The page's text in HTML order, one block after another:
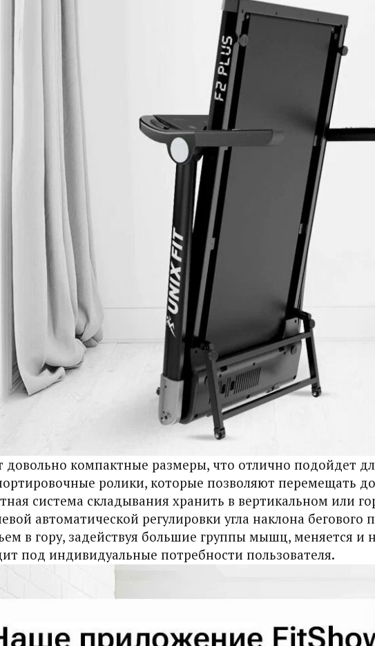
довольно компактные размеры, что отлично подойдет
ролики, которые позволяют перемещать
система складывания хранить в вертикальном или
автоматической регулировки угла наклона бегового
в гору, задействуя большие группы мышц, меняется и
под индивидуальные потребности пользователя.